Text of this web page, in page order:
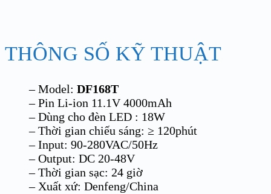
THÔNG SỐ KỸ THUẬT
– Model: DF168T
– Pin Li-ion 11.1V 4000mAh
– Dùng cho đèn LED : 18W
– Thời gian chiếu sáng: ≥ 120phút
– Input: 90-280VAC/50Hz
– Output: DC 20-48V
– Thời gian sạc: 24 giờ
– Xuất xứ: Denfeng/China